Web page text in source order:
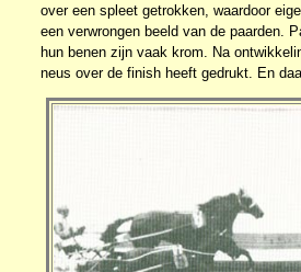
over een spleet getrokken, waardoor
een verwrongen beeld van de paarden.
hun benen zijn vaak krom. Na
neus over de finish heeft gedrukt. En